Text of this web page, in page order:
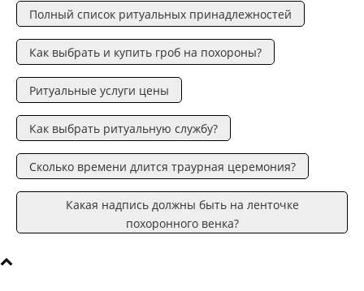
Полный список ритуальных принадлежностей
Как выбрать и купить гроб на похороны?
Ритуальные услуги цены
Как выбрать ритуальную службу?
Сколько времени длится траурная церемония?
Какая надпись должны быть на ленточке
похоронного венка?